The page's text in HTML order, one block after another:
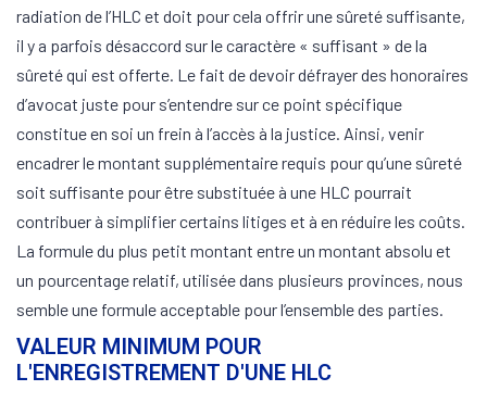
radiation de l’HLC et doit pour cela offrir une sûreté suffisante,
il y a parfois désaccord sur le caractère « suffisant » de la
sûreté qui est offerte. Le fait de devoir défrayer des honoraires
d’avocat juste pour s’entendre sur ce point spécifique
constitue en soi un frein à l’accès à la justice. Ainsi, venir
encadrer le montant supplémentaire requis pour qu’une sûreté
soit suffisante pour être substituée à une HLC pourrait
contribuer à simplifier certains litiges et à en réduire les coûts.
La formule du plus petit montant entre un montant absolu et
un pourcentage relatif, utilisée dans plusieurs provinces, nous
semble une formule acceptable pour l’ensemble des parties.
VALEUR MINIMUM POUR
L'ENREGISTREMENT D'UNE HLC